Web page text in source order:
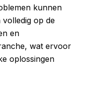
kunnen
volledig op de
en
wat ervoor
oplossingen